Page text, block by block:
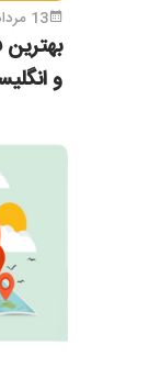
13 مرداد 1399
و